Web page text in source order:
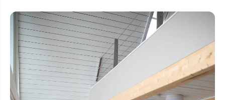
Qaqortoq
Har du glemt din adgangskode?
Ny Profil
Tilmeld dig gratis Club Timmisa og få en
masse eksklusive fordele. Læs mere om
klubben her.